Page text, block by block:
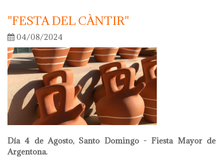
"FESTA DEL CÀNTIR"
04/08/2024
Día 4 de Agosto, Santo Domingo - Fiesta Mayor de
Argentona.